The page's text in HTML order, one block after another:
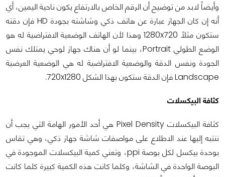
وأيضاً لابد من توضيح أن الرقم الخاص بالارتفاع يكون ناحية اليمين، أي
أنه إن كان الجهاز عبارة عن هاتف ذكي وشاشته بجودة HD فإن دقته
ستكون مثلاً 1280x720 وهذا لأن الهاتف الوضعية الافتراضية له هو
الوضع الطولي Portrait، بينما لو أن هناك جهاز لوحي يمتلك نفس
الجودة ونفس الدقة والوضعية الافتراضية له هي الوضعية العرضية
Landscape فإن الدقة ستكون بهذا الشكل 720x1280.
كثافة البيكسلات
كثافة البيكسلات Pixel Density هي أحد الأمور الهامة التي يجب أن
ننتبه إليها عند الاطلاع على مواصفات شاشة جهاز ذكي، وهي تقاس
بوحدة بيكسل لكل بوصة ppi، وتعني كمية البيكسلات الموجودة في
البوصة الواحدة في الشاشة، وكلما كانت هذه الكمية كبيرة كلما كانت